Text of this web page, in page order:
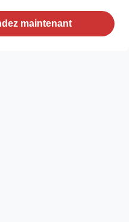
maintenant